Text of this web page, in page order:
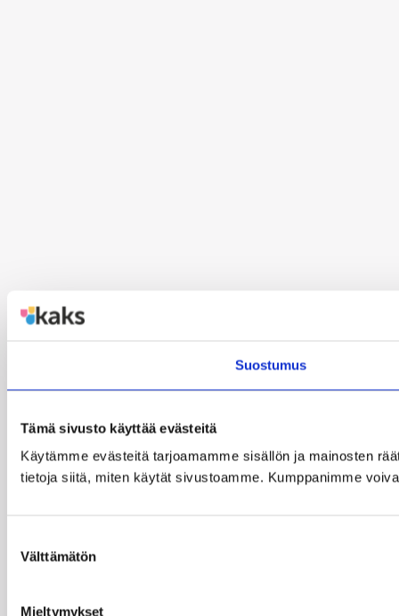
Suostumus
Tämä sivusto käyttää evästeitä
Käytämme evästeitä tarjoamamme sisällön ja mainosten
tietoja siitä, miten käytät sivustoamme. Kumppanimme
valinta
Välttämätön
Mieltymykset